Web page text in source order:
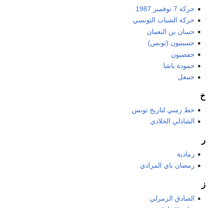
حركة 7 نوفمبر 1987
حركة الشباب التونسي
حسان بن النعمان
حسينيون (تونس)
حفصيون
حمودة باشا
حنبعل
خ
خط زمني لتاريخ تونس
الشاذلي الخلادي
ر
رمادية
رمضان باي المرادي
ز
الصادق الزمرلي